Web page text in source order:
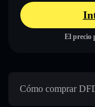
El precio
Cómo comprar